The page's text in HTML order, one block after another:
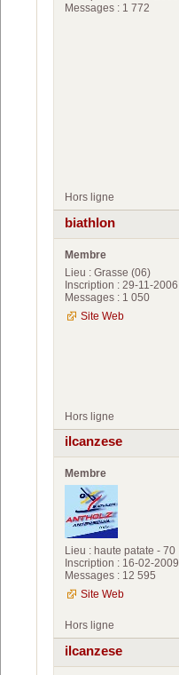
Messages : 1 772
Hors ligne
biathlon
Membre
Lieu : Grasse (06)
Inscription : 29-11-2006
Messages : 1 050
Site Web
Hors ligne
ilcanzese
Membre
Lieu : haute patate - 70
Inscription : 16-02-2009
Messages : 12 595
Site Web
Hors ligne
ilcanzese